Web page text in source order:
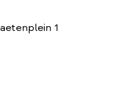
1